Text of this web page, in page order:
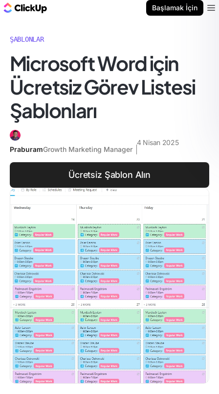
Başlamak İçin
ŞABLONLAR
Microsoft Word için
Ücretsiz Görev Listesi
Şablonları
PraburamGrowth Marketing Manager
4 Nisan 2025
Ücretsiz Şablon Alın